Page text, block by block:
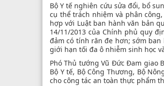
Bộ Y tế nghiên cứu sửa đổi, bổ
cụ thể trách nhiệm và phân
hợp với Luật ban hành văn bản
14/11/2013 của Chính phủ quy
đảm có tính răn đe hơn; sớm ban
giới hạn tối đa ô nhiễm sinh học
Phó Thủ tướng Vũ Đức Đam giao
Bộ Y tế, Bộ Công Thương, Bộ
cho công tác an toàn thực phẩm